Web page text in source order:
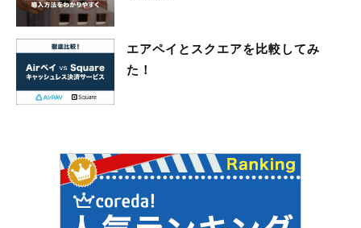
エアペイとスクエアを比較してみ
た！